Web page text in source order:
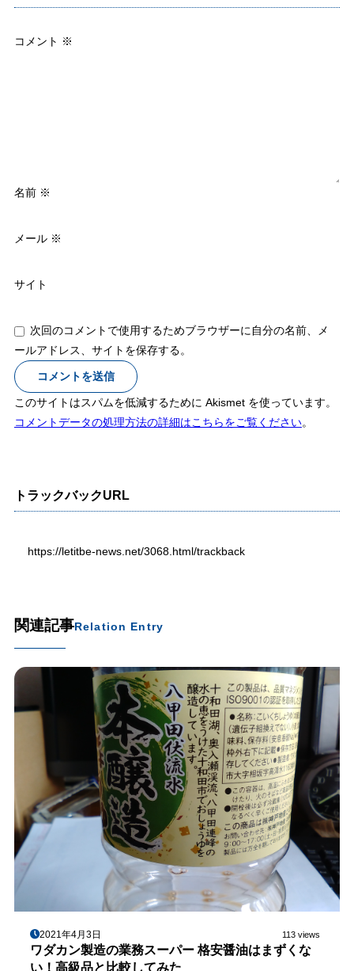
コメント ※
名前 ※
メール ※
サイト
次回のコメントで使用するためブラウザーに自分の名前、メ
ールアドレス、サイトを保存する。
このサイトはスパムを低減するために Akismet を使っています。
コメントデータの処理方法の詳細はこちらをご覧ください。
トラックバックURL
https://letitbe-news.net/3068.html/trackback
関連記事Relation Entry
2021年4月3日 113 views
ワダカン製造の業務スーパー 格安醤油はまずくな
い！高級品と比較してみた